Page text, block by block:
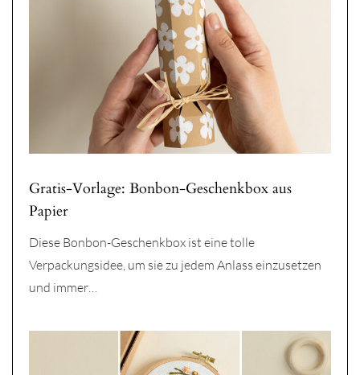
Gratis-Vorlage: Bonbon-Geschenkbox aus
Papier
Diese Bonbon-Geschenkbox ist eine tolle
Verpackungsidee, um sie zu jedem Anlass einzusetzen
und immer…